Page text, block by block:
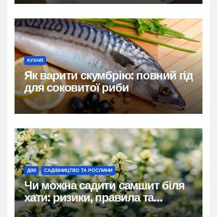
КУХНЯ
Як варити скумбрію: повний гід
для соковитої риби
ДІМ САДІВНИЦТВО ТА РОСЛИНИ
Чи можна садити самшит біля
хати: ризики, правила та
практичні рішення